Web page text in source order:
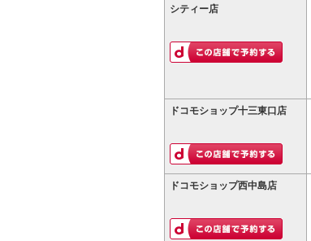
シティー店
ドコモショップ十三東口店
ドコモショップ西中島店